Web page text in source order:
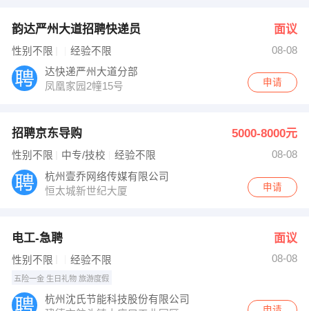
韵达严州大道招聘快递员 面议
性别不限 经验不限
08-08
达快递严州大道分部
凤凰家园2幢15号
申请
招聘京东导购 5000-8000元
性别不限 中专/技校 经验不限
08-08
杭州壹乔网络传媒有限公司
恒太城新世纪大厦
申请
电工-急聘 面议
性别不限 经验不限 08-08
五险一金 生日礼物 旅游度假
杭州沈氏节能科技股份有限公司